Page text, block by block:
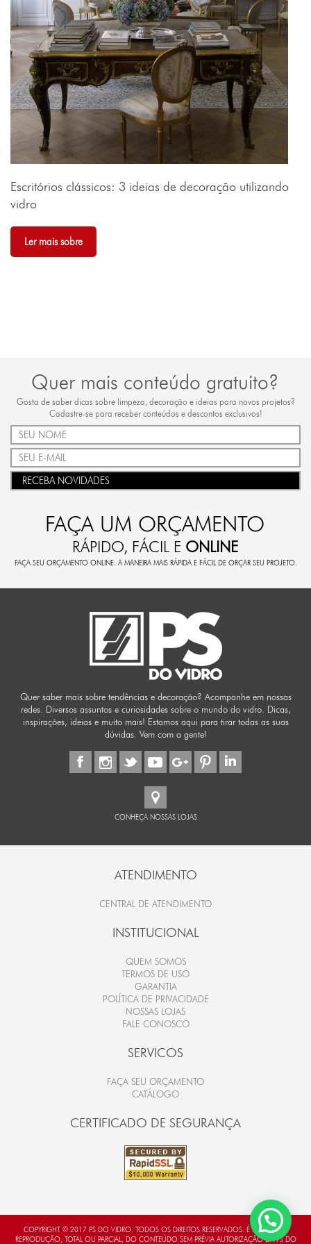
Escritórios clássicos: 3 ideias de decoração utilizando
vidro
Ler mais sobre
Quer mais conteúdo gratuito?
Gosta de saber dicas sobre limpeza, decoração e ideias para novos projetos?
Cadastre-se para receber conteúdos e descontos exclusivos!
RECEBA NOVIDADES
FAÇA UM ORÇAMENTO
RÁPIDO, FÁCIL E ONLINE
FAÇA SEU ORÇAMENTO ONLINE. A MANEIRA MAIS RÁPIDA E FÁCIL DE ORÇAR SEU PROJETO.
Quer saber mais sobre tendências e decoração? Acompanhe em nossas
redes. Diversos assuntos e curiosidades sobre o mundo do vidro. Dicas,
inspirações, ideias e muito mais! Estamos aqui para tirar todas as suas
dúvidas. Vem com a gente!
CONHEÇA NOSSAS LOJAS
ATENDIMENTO
CENTRAL DE ATENDIMENTO
INSTITUCIONAL
QUEM SOMOS
TERMOS DE USO
GARANTIA
POLÍTICA DE PRIVACIDADE
NOSSAS LOJAS
FALE CONOSCO
SERVICOS
FAÇA SEU ORÇAMENTO
CATÁLOGO
CERTIFICADO DE SEGURANÇA
COPYRIGHT © 2017 PS DO VIDRO. TODOS OS DIREITOS RESERVADOS. É PROIBIDA A
REPRODUÇÃO, TOTAL OU PARCIAL, DO CONTEÚDO SEM PRÉVIA AUTORIZAÇÃO DA PS DO